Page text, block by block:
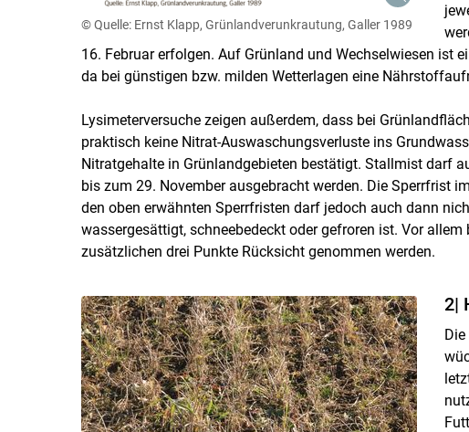
© Quelle: Ernst Klapp, Grünlandverunkrautung, Galler 1989
16. Februar erfolgen. Auf Grünland und Wechselwiesen ist
da bei günstigen bzw. milden Wetterlagen eine
Lysimeterversuche zeigen außerdem, dass bei
praktisch keine Nitrat-Auswaschungsverluste ins
Nitratgehalte in Grünlandgebieten bestätigt. Stallmist darf
bis zum 29. November ausgebracht werden. Die Sperrfrist
den oben erwähnten Sperrfristen darf jedoch auch dann
wassergesättigt, schneebedeckt oder gefroren ist. Vor
zusätzlichen drei Punkte Rücksicht genommen werden.
2|